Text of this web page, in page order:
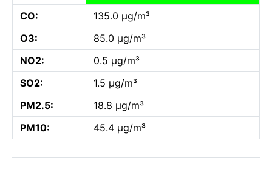
CO:
135.0 µg/m³
O3:
85.0 µg/m³
NO2:
0.5 µg/m³
SO2:
1.5 µg/m³
PM2.5:
18.8 µg/m³
PM10:
45.4 µg/m³